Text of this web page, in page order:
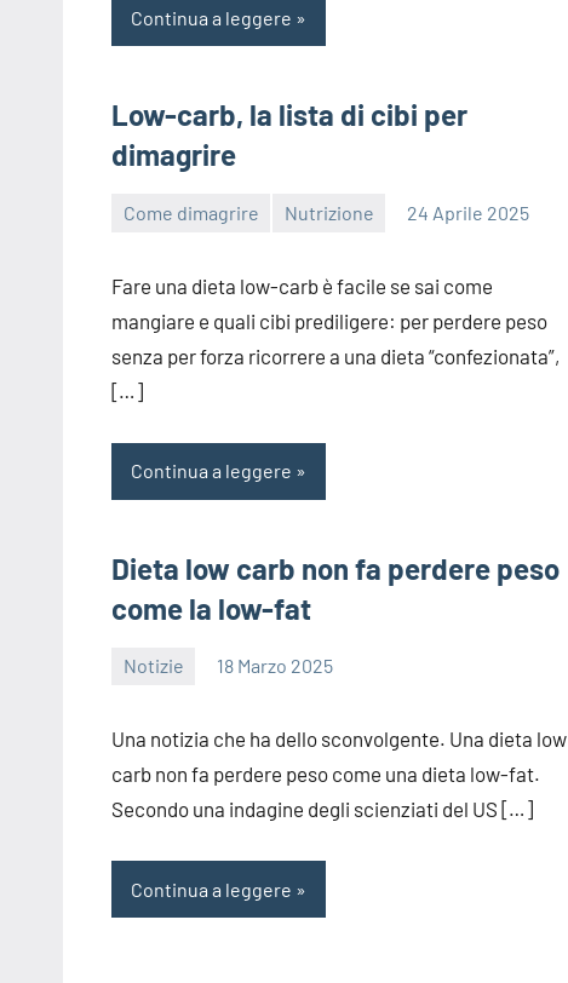
Continua a leggere
Low-carb, la lista di cibi per
dimagrire
Come dimagrire Nutrizione 24 Aprile 2025
Fare una dieta low-carb è facile se sai come
mangiare e quali cibi prediligere: per perdere peso
senza per forza ricorrere a una dieta “confezionata”,
[…]
Continua a leggere
Dieta low carb non fa perdere peso
come la low-fat
Notizie 18 Marzo 2025
Una notizia che ha dello sconvolgente. Una dieta low
carb non fa perdere peso come una dieta low-fat.
Secondo una indagine degli scienziati del US […]
Continua a leggere